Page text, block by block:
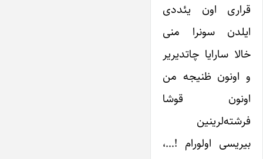
قراری اون یئددی
ایلدن سونرا منی
خالا سارایا چاتدیریر
و اونون ظنیجه من
اونون قوشا
فرشته‌لرینین
بیریسی اولورام !…،